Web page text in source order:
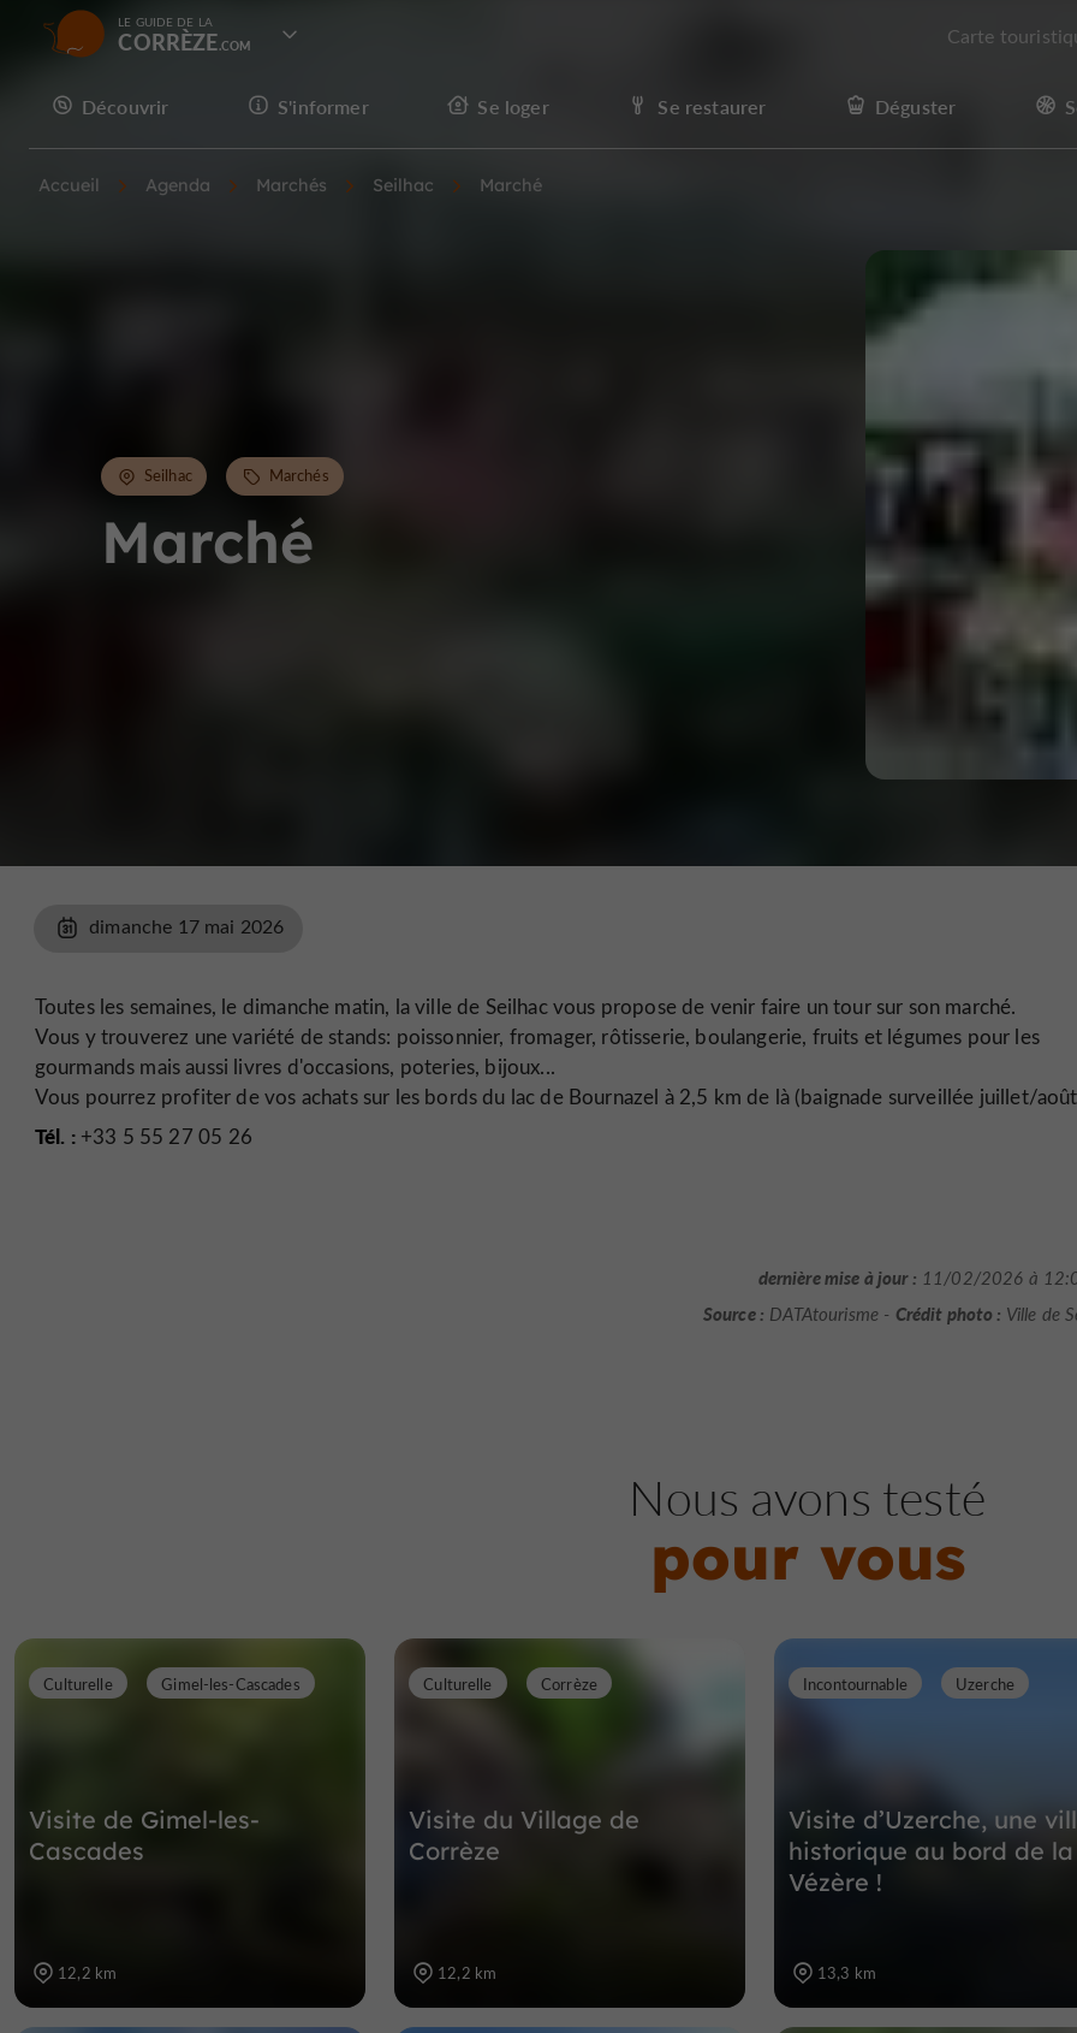
LE GUIDE DE LA
CORRÈZE Carte
Découvrir S'informer Se loger Se restaurer Déguster
Accueil Agenda Marchés Seilhac Marché
Marché
Seilhac Marchés
dimanche 17 mai 2026
Toutes les semaines, le dimanche matin, la ville de Seilhac vous propose de venir faire un tour sur son marché.
Vous y trouverez une variété de stands: poissonnier, fromager, rôtisserie, boulangerie, fruits et légumes pour les
gourmands mais aussi livres d'occasions, poteries, bijoux...
Vous pourrez profiter de vos achats sur les bords du lac de Bournazel à 2,5 km de là (baignade surveillée juillet/
Tél. :+33 5 55 27 05 26
dernière mise à jour : 11/02/2026 à
Source : DATAtourisme - Crédit photo : Ville de
Nous avons testé
pour vous
Visite de Gimel-les-
Cascades
Culturelle Gimel-les-Cascades
12,2 km
Visite du Village de
Corrèze
Culturelle Corrèze
12,2 km
Visite d’Uzerche, une
historique au bord de la
Vézère !
Incontournable Uzerche
13,3 km